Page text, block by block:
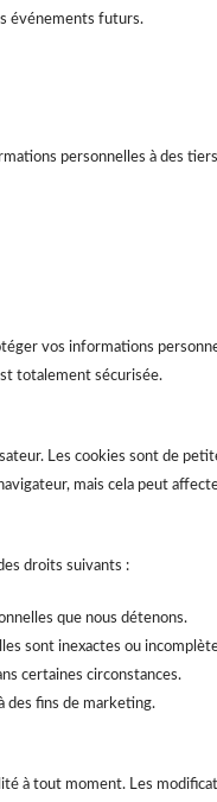
événements futurs.
personnelles à des
vos informations
totalement sécurisée.
Les cookies sont de
mais cela peut
droits suivants :
que nous détenons.
sont inexactes ou
certaines circonstances.
des fins de marketing.
à tout moment. Les